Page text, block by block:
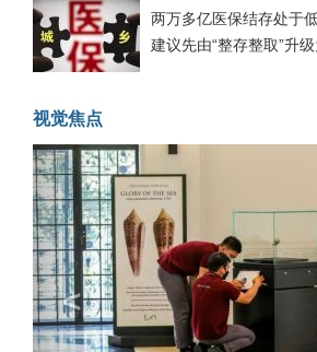
两万多亿医保结存处于
建议先由“整存整取”升
视觉焦点
<